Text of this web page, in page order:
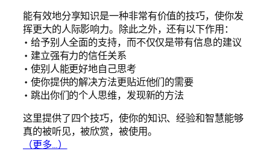
能有效地分享知识是一种非常有价值的技巧，使你发
挥更大的人际影响力。除此之外，还有以下作用：
• 给予别人全面的支持，而不仅仅是带有信息的建议
• 建立强有力的信任关系
• 使别人能更好地自己思考
• 使你提供的解决方法更贴近他们的需要
• 跳出你们的个人思维，发现新的方法
这里提供了四个技巧，使你的知识、经验和智慧能够
真的被听见，被欣赏，被使用。
（更多…）